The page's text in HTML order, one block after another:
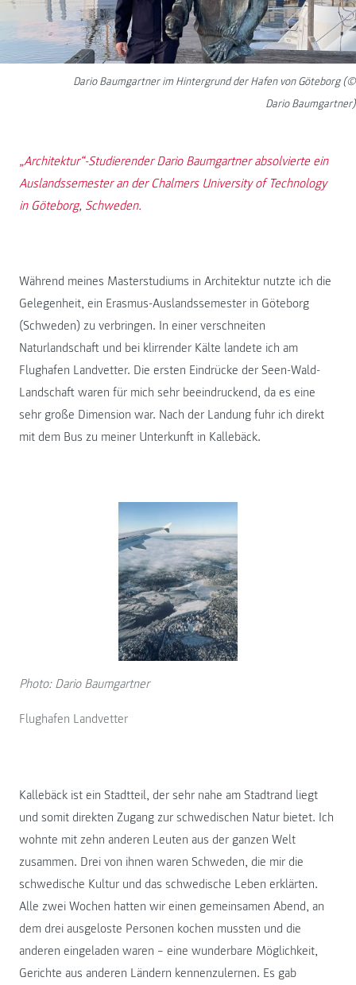
Dario Baumgartner im Hintergrund der Hafen von Göteborg (©
Dario Baumgartner)
„Architektur“-Studierender Dario Baumgartner absolvierte ein
Auslandssemester an der Chalmers University of Technology
in Göteborg, Schweden.
Während meines Masterstudiums in Architektur nutzte ich die
Gelegenheit, ein Erasmus-Auslandssemester in Göteborg
(Schweden) zu verbringen. In einer verschneiten
Naturlandschaft und bei klirrender Kälte landete ich am
Flughafen Landvetter. Die ersten Eindrücke der Seen-Wald-
Landschaft waren für mich sehr beeindruckend, da es eine
sehr große Dimension war. Nach der Landung fuhr ich direkt
mit dem Bus zu meiner Unterkunft in Kallebäck.
Photo: Dario Baumgartner
Flughafen Landvetter
Kallebäck ist ein Stadtteil, der sehr nahe am Stadtrand liegt
und somit direkten Zugang zur schwedischen Natur bietet. Ich
wohnte mit zehn anderen Leuten aus der ganzen Welt
zusammen. Drei von ihnen waren Schweden, die mir die
schwedische Kultur und das schwedische Leben erklärten.
Alle zwei Wochen hatten wir einen gemeinsamen Abend, an
dem drei ausgeloste Personen kochen mussten und die
anderen eingeladen waren – eine wunderbare Möglichkeit,
Gerichte aus anderen Ländern kennenzulernen. Es gab